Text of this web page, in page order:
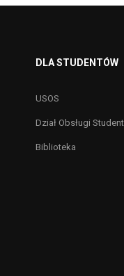
DLA STUDENTÓW
USOS
Dział Obsługi
Biblioteka